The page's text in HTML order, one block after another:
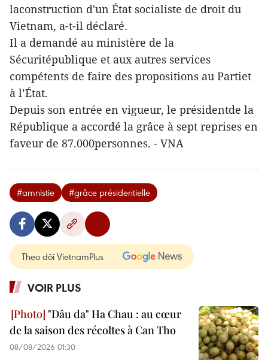
laconstruction d'un État socialiste de droit du
Vietnam, a-t-il déclaré.
Il a demandé au ministère de la
Sécuritépublique et aux autres services
compétents de faire des propositions au Partiet
à l’État.
Depuis son entrée en vigueur, le présidentde la
République a accordé la grâce à sept reprises en
faveur de 87.000personnes. - VNA
#amnistie #grâce présidentielle
Theo dõi VietnamPlus
VOIR PLUS
"Dâu da" Ha Chau : au cœur
de la saison des récoltes à Can Tho
08/08/2026 01:30